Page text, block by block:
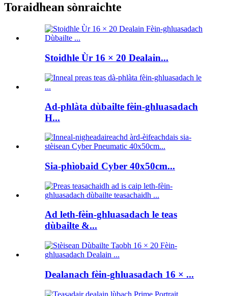
Toraidhean sònraichte
Stoidhle Ùr 16 × 20 Dealain...
Ad-phlàta dùbailte fèin-ghluasadach
H...
Sia-phìobaid Cyber ​​40x50cm...
Ad leth-fèin-ghluasadach le teas
dùbailte &...
Dealanach fèin-ghluasadach 16 × ...